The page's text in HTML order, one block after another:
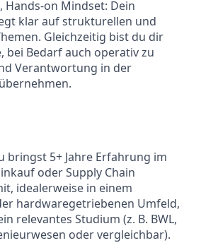
Hands-on Mindset: Dein
klar auf strukturellen und
Gleichzeitig bist du dir
bei Bedarf auch operativ zu
Verantwortung in der
bringst 5+ Jahre Erfahrung im
oder Supply Chain
idealerweise in einem
hardwaregetriebenen Umfeld,
relevantes Studium (z. B. BWL,
oder vergleichbar).